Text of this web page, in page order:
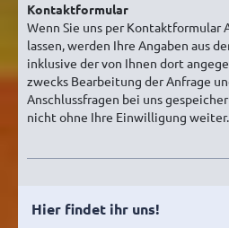
Kontaktformular
Wenn Sie uns per Kontaktformular
lassen, werden Ihre Angaben aus
inklusive der von Ihnen dort
zwecks Bearbeitung der Anfrage
Anschlussfragen bei uns
nicht ohne Ihre Einwilligung weiter.
Hier findet ihr uns!